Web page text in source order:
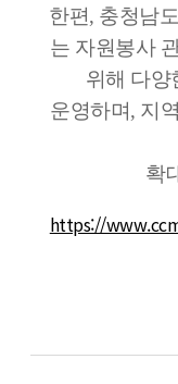
한편, 충청남
는 자원봉사
위해 다양
운영하며, 지
확
https://